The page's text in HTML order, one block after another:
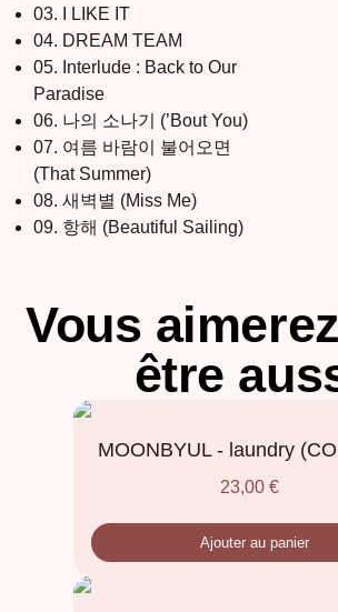
03. I LIKE IT
04. DREAM TEAM
05. Interlude : Back to Our
Paradise
06. 나의 소나기 (’Bout You)
07. 여름 바람이 불어오면
(That Summer)
08. 새벽별 (Miss Me)
09. 항해 (Beautiful Sailing)
Vous
être
MOONBYUL - laundry
23,00 €
Ajouter au panier